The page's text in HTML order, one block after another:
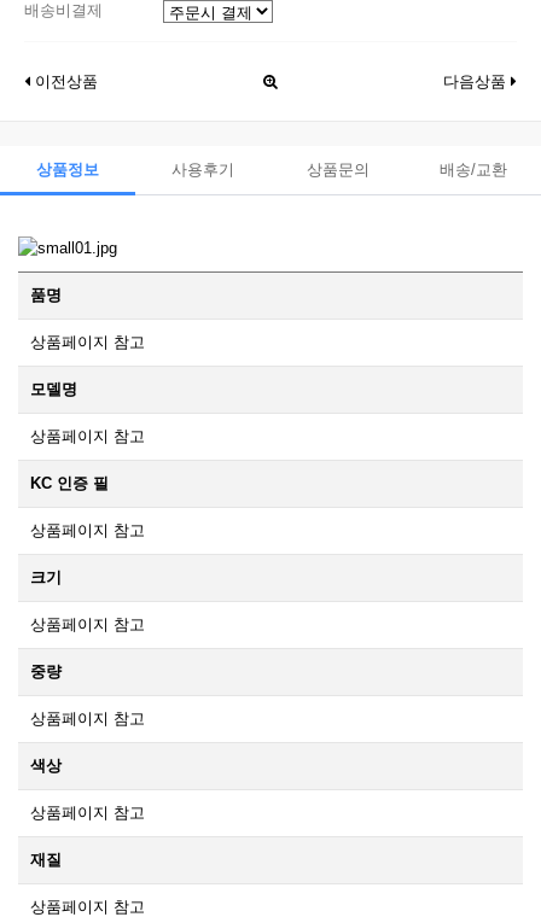
배송비결제
이전상품 다음상품
상품정보 사용후기 상품문의 배송/교환
품명
상품페이지 참고
모델명
상품페이지 참고
KC 인증 필
상품페이지 참고
크기
상품페이지 참고
중량
상품페이지 참고
색상
상품페이지 참고
재질
상품페이지 참고